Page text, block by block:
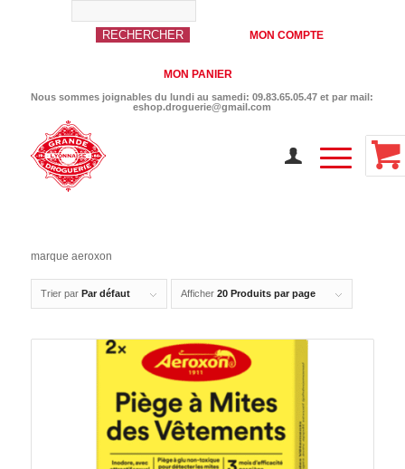
MON COMPTE
MON PANIER
Nous sommes joignables du lundi au samedi: 09.83.65.05.47 et par mail:
eshop.droguerie@gmail.com
marque aeroxon
Trier par Par défaut Afficher 20 Produits par page